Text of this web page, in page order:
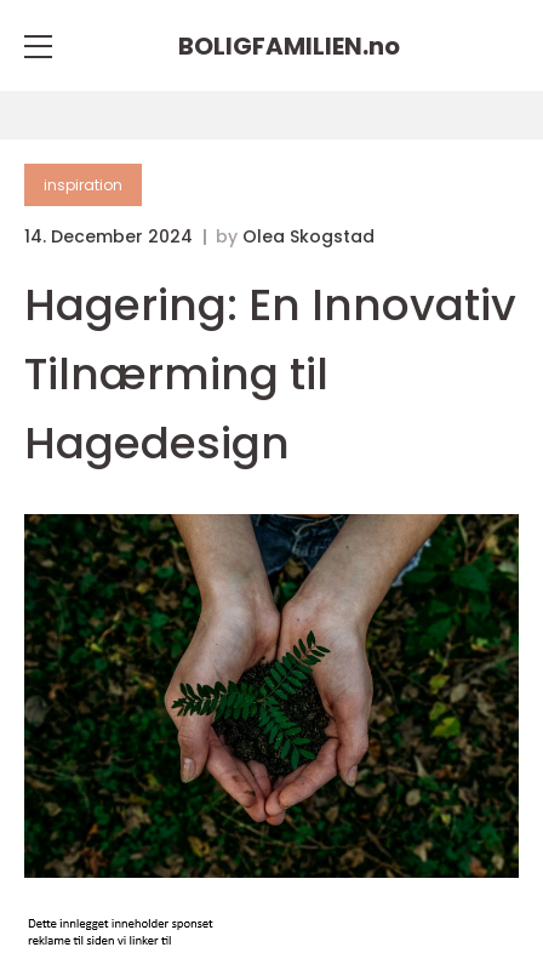
BOLIGFAMILIEN.no
inspiration
14. December 2024 by Olea Skogstad
Hagering: En Innovativ
Tilnærming til
Hagedesign